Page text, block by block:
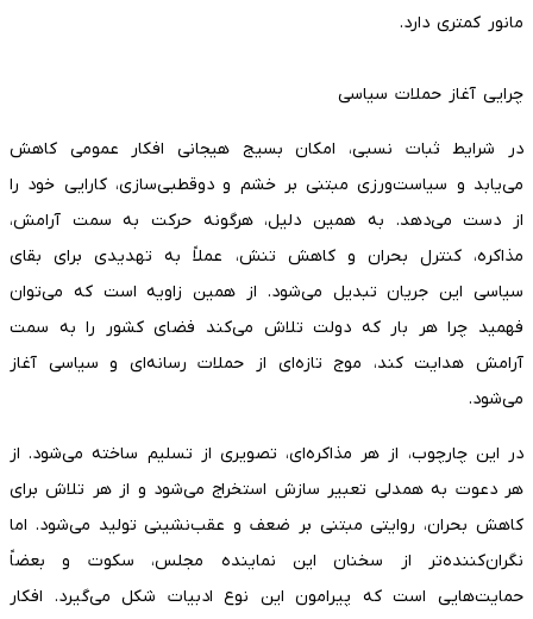
مانور کمتری دارد.
چرایی آغاز حملات سیاسی
در شرایط ثبات نسبی، امکان بسیج هیجانی افکار عمومی کاهش
می‌یابد و سیاست‌ورزی مبتنی بر خشم و دوقطبی‌سازی، کارایی خود را
از دست می‌دهد. به همین دلیل، هرگونه حرکت به سمت آرامش،
مذاکره، کنترل بحران و کاهش تنش، عملاً به تهدیدی برای بقای
سیاسی این جریان تبدیل می‌شود. از همین زاویه است که می‌توان
فهمید چرا هر بار که دولت تلاش می‌کند فضای کشور را به سمت
آرامش هدایت کند، موج تازه‌ای از حملات رسانه‌ای و سیاسی آغاز
می‌شود.
در این چارچوب، از هر مذاکره‌ای، تصویری از تسلیم ساخته می‌شود. از
هر دعوت به همدلی تعبیر سازش استخراج می‌شود و از هر تلاش برای
کاهش بحران، روایتی مبتنی بر ضعف و عقب‌نشینی تولید می‌شود. اما
نگران‌کننده‌تر از سخنان این نماینده مجلس، سکوت و بعضاً
حمایت‌هایی است که پیرامون این نوع ادبیات شکل می‌گیرد. افکار